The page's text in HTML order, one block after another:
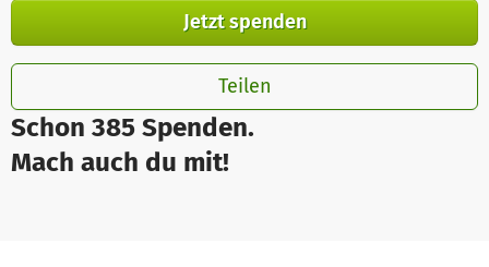
Schon 385 Spenden.
Mach auch du mit!
Jetzt spenden
Teilen